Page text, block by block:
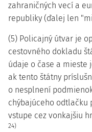
zahraničných vecí a
republiky (ďalej len
(5) Policajný útvar je
cestovného dokladu
údaje o čase a mieste
ak tento štátny
o nesplnení
chýbajúceho odtlačku
vstupe cez vonkajšiu
24)